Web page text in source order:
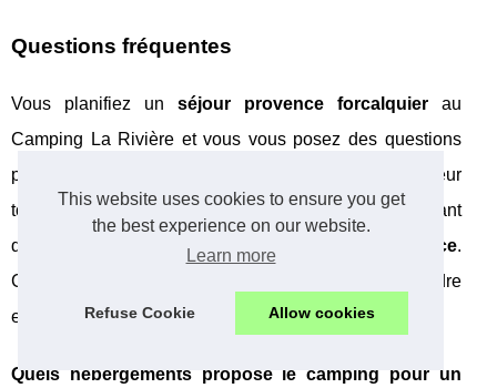
This website uses cookies to ensure you get
the best experience on our website.
Learn more
Refuse Cookie Allow cookies
Questions fréquentes
Vous planifiez un séjour provence forcalquierau
Camping La Rivière et vous vous posez des questions
pratiques ? Selon les données 2024 du secteur
touristique, 78% des familles consultent les FAQ avant
de réserver leur
camping forcalquier provence.
Comment bien organiser vos vacances dans ce cadre
exceptionnel du Luberon ?
Quels hébergements propose le camping pour un